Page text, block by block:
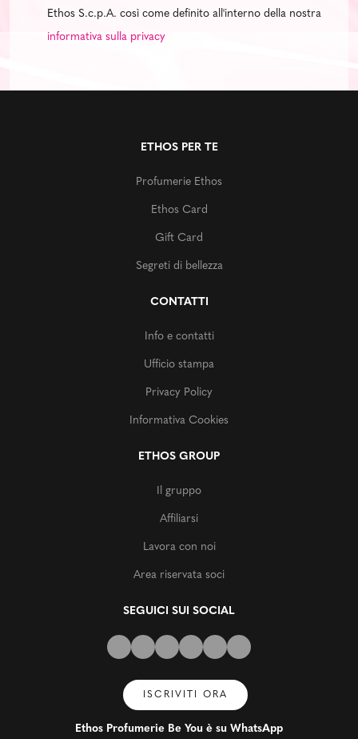
Ethos S.c.p.A. così come definito all'interno della nostra
informativa sulla privacy
ETHOS PER TE
Profumerie Ethos
Ethos Card
Gift Card
Segreti di bellezza
CONTATTI
Info e contatti
Ufficio stampa
Privacy Policy
Informativa Cookies
ETHOS GROUP
Il gruppo
Affiliarsi
Lavora con noi
Area riservata soci
SEGUICI SUI SOCIAL
ISCRIVITI ORA
Ethos Profumerie Be You è su WhatsApp